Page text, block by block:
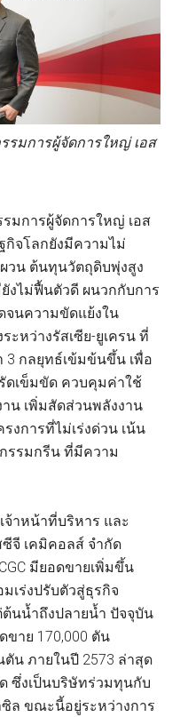
รมการผู้จัดการใหญ่ เอส
มการผู้จัดการใหญ่ เอส
กิจโลกยังมีความไม่
วน ต้นทุนวัตถุดิบพุ่งสูง
งไม่ฟื้นตัวดี ผนวกกับการ
จนความขัดแย้งใน
ะหว่างรัสเซีย-ยูเครน ที่
3 กลยุทธ์เข้มข้นขึ้น เพื่อ
ดเข็มขัด ควบคุมค่าใช้
น เพิ่มสัดส่วนพลังงาน
งการที่ไม่เร่งด่วน เน้น
รรมกรีน ที่มีความ
าหน้าที่บริหาร และ
จี เคมิคอลส์ จำกัด
มียอดขายเพิ่มขึ้น
เร่งปรับตัวสู่ธุรกิจ
นน้ำถึงปลายน้ำ ปัจจุบัน
ดขาย 170,000 ตัน
น ภายในปี 2573 ล่าสุด
ซึ่งเป็นบริษัทร่วมทุนกับ
ซิล ขณะนี้อยู่ระหว่างการ